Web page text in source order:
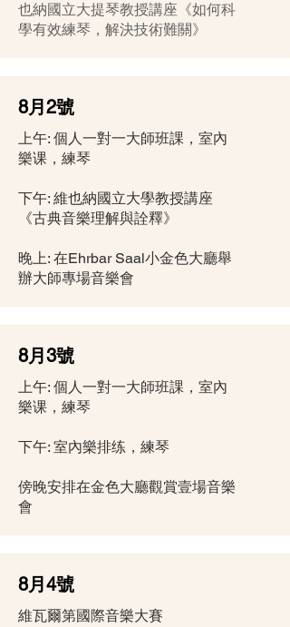
也納國立大提琴教授講座《如何科
學有效練琴，解決技術難關》
8月2號
上午: 個人一對一大師班課，室內
樂课，練琴
下午: 維也納國立大學教授講座
《古典音樂理解與詮釋》
晚上: 在Ehrbar Saal小金色大廳舉
辦大師專場音樂會
8月3號
上午: 個人一對一大師班課，室內
樂课，練琴
下午: 室內樂排练，練琴
傍晚安排在金色大廳觀賞壹場音樂
會
8月4號
維瓦爾第國際音樂大賽